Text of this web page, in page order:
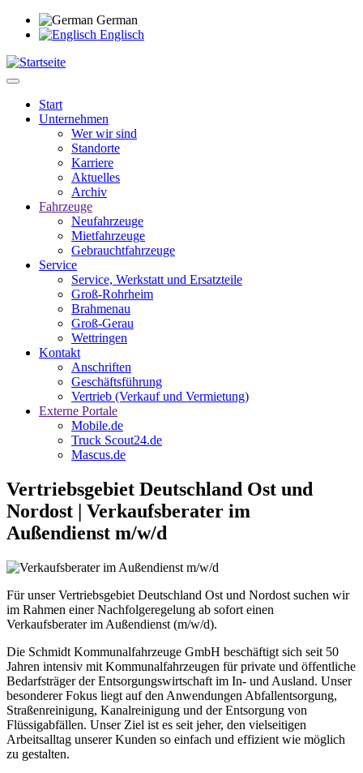
Direkt
zum
German
Englisch
Main
Start
Unternehmen
Wer wir sind
Standorte
Karriere
Aktuelles
Archiv
Fahrzeuge
Neufahrzeuge
Mietfahrzeuge
Gebrauchtfahrzeuge
Service
Service, Werkstatt und Ersatzteile
Groß-Rohrheim
Brahmenau
Groß-Gerau
Wettringen
Kontakt
Anschriften
Geschäftsführung
Vertrieb (Verkauf und Vermietung)
Externe Portale
Mobile.de
Truck Scout24.de
Mascus.de
Vertriebsgebiet Deutschland Ost und
Nordost | Verkaufsberater im
Außendienst m/w/d
Für unser Vertriebsgebiet Deutschland Ost und Nordost suchen wir
im Rahmen einer Nachfolgeregelung ab sofort einen
Verkaufsberater im Außendienst (m/w/d).
Die Schmidt Kommunalfahrzeuge GmbH beschäftigt sich seit 50
Jahren intensiv mit Kommunalfahrzeugen für private und öffentliche
Bedarfsträger der Entsorgungswirtschaft im In- und Ausland. Unser
besonderer Fokus liegt auf den Anwendungen Abfallentsorgung,
Straßenreinigung, Kanalreinigung und der Entsorgung von
Flüssigabfällen. Unser Ziel ist es seit jeher, den vielseitigen
Arbeitsalltag unserer Kunden so einfach und effizient wie möglich
zu gestalten.